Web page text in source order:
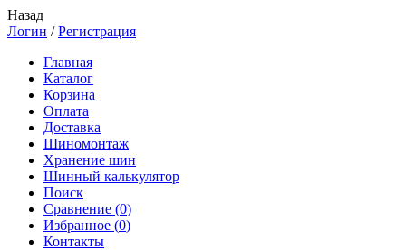
Назад
Логин /Регистрация
Главная
Каталог
Корзина
Оплата
Доставка
Шиномонтаж
Хранение шин
Шинный калькулятор
Поиск
Сравнение (0)
Избранное (0)
Контакты